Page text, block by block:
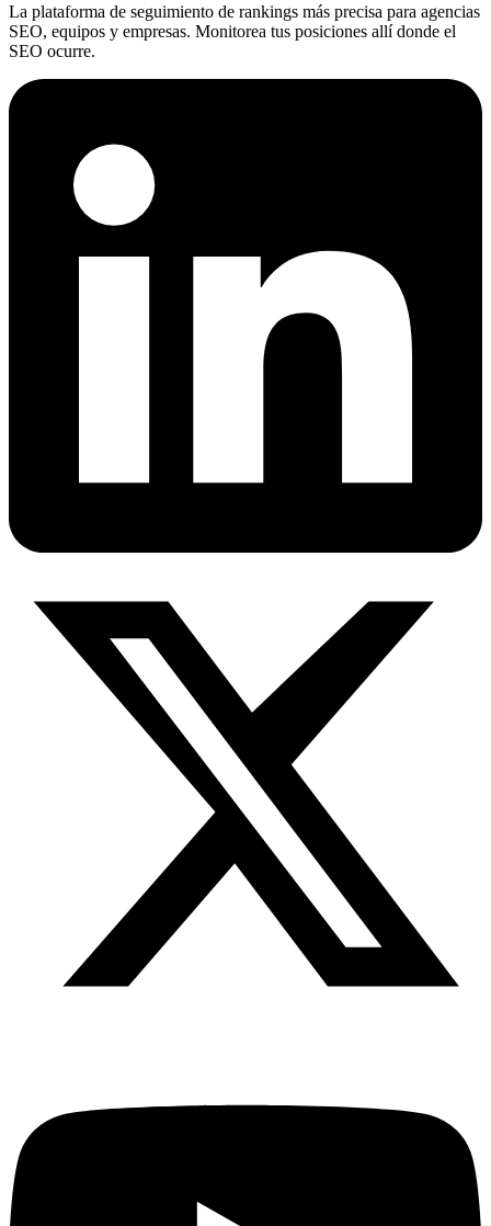
La plataforma de seguimiento de rankings más precisa para agencias
SEO, equipos y empresas. Monitorea tus posiciones allí donde el
SEO ocurre.